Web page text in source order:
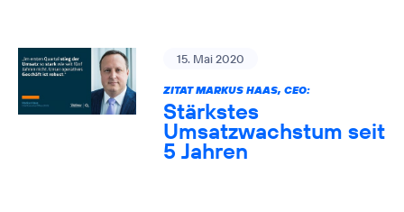
15. Mai 2020
ZITAT MARKUS HAAS, CEO:
Stärkstes
Umsatzwachstum seit
5 Jahren